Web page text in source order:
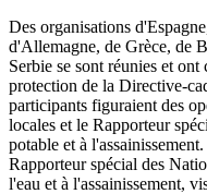
Des organisations
d'Allemagne, de Grèce, de
Serbie se sont réunies et
protection de la Directive-
participants figuraient des
locales et le Rapporteur
potable et à
Rapporteur spécial des
l'eau et à l'assainissement,